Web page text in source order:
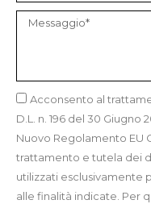
Acconsento al
D.L. n. 196 del 30 Giugno
Nuovo Regolamento EU
trattamento e tutela dei
utilizzati esclusivamente
alle finalità indicate. Per